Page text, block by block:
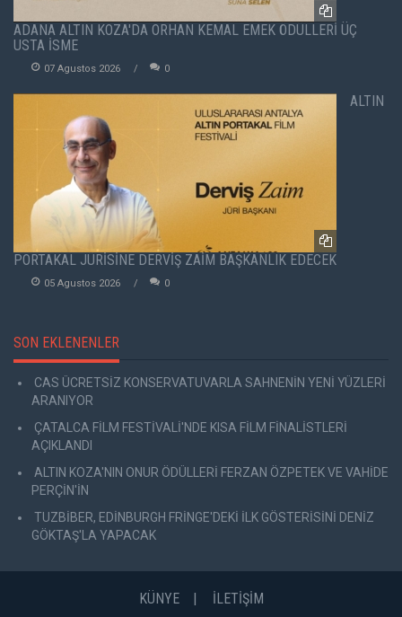
ADANA ALTIN KOZA'DA ORHAN KEMAL EMEK ÖDÜLLERİ ÜÇ
USTA İSME
07 Agustos 2026 0
ALTIN
PORTAKAL JÜRİSİNE DERVİŞ ZAİM BAŞKANLIK EDECEK
05 Agustos 2026 0
SON EKLENENLER
CAS ÜCRETSİZ KONSERVATUVARLA SAHNENİN YENİ YÜZLERİ
ARANIYOR
ÇATALCA FİLM FESTİVALİ'NDE KISA FİLM FİNALİSTLERİ
AÇIKLANDI
ALTIN KOZA'NIN ONUR ÖDÜLLERİ FERZAN ÖZPETEK VE VAHİDE
PERÇİN'İN
TUZBİBER, EDİNBURGH FRİNGE'DEKİ İLK GÖSTERİSİNİ DENİZ
GÖKTAŞ'LA YAPACAK
KÜNYE İLETİŞİM